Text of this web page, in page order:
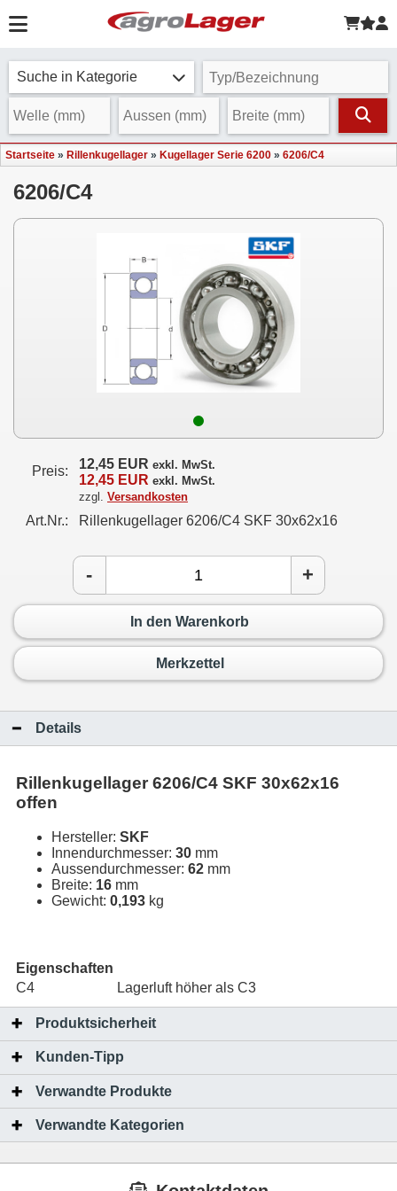
Suche in Kategorie
Startseite » Rillenkugellager » Kugellager Serie 6200 » 6206/C4
6206/C4
Preis: 12,45 EUR exkl. MwSt.
12,45 EUR exkl. MwSt.
zzgl. Versandkosten
Art.Nr.: Rillenkugellager 6206/C4 SKF 30x62x16
- +
In den Warenkorb
Merkzettel
Details
Rillenkugellager 6206/C4 SKF 30x62x16
offen
Hersteller: SKF
Innendurchmesser: 30 mm
Aussendurchmesser: 62 mm
Breite: 16 mm
Gewicht: 0,193 kg
Eigenschaften
C4
Lagerluft höher als C3
Produktsicherheit
Kunden-Tipp
Verwandte Produkte
Verwandte Kategorien